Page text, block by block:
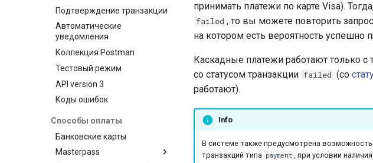
Подтверждение транзакции
Автоматические
уведомления
Коллекция Postman
Тестовый режим
API version 3
Коды ошибок
Способы оплаты
Банковские карты
Masterpass
принимать платежи по карте Visa).
failed , то вы можете повторить
на котором есть вероятность успешно
Каскадные платежи работают только с
со статусом транзакции failed (со
работают).
Info
В системе также предусмотрена
транзакций типа payment , при условии